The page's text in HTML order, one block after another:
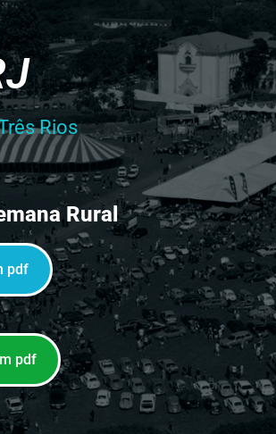
Rios
Rural
pdf
pdf